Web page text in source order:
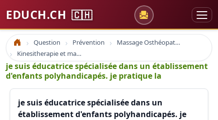
EDUCH.CH 🇨🇭
Accueil Question Prévention
Massage Osthéopathie Kinésiologie
Kinesitherapie et massage
je suis éducatrice spécialisée dans un établissement
d'enfants polyhandicapés. je pratique la
je suis éducatrice spécialisée dans un
établissement d'enfants polyhandicapés. je